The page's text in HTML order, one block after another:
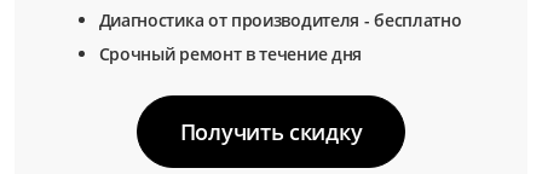
Диагностика от производителя - бесплатно
Срочный ремонт в течение дня
Получить скидку